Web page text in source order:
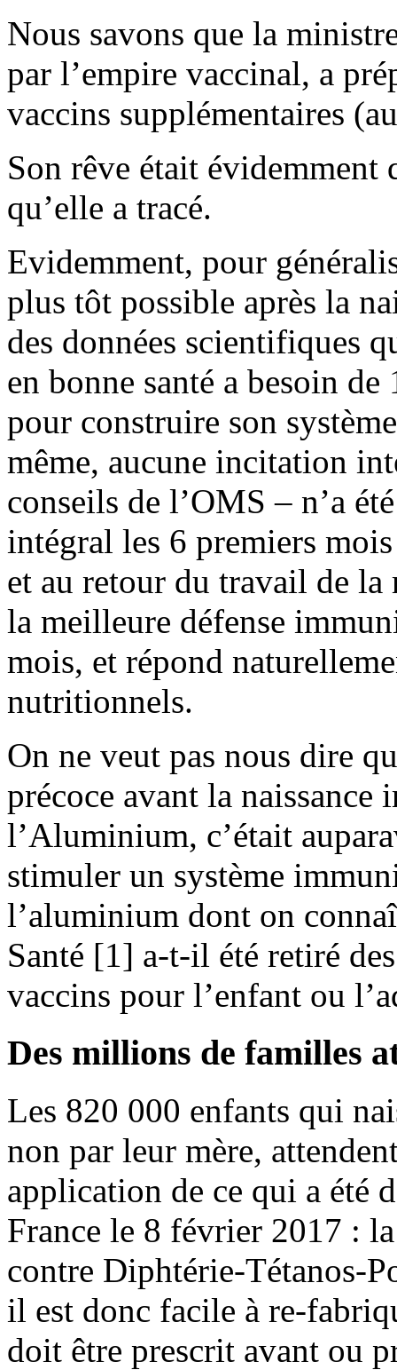
Nous savons que la
par l’empire vaccinal, a
vaccins supplémentaires
Son rêve était
qu’elle a tracé.
Evidemment, pour
plus tôt possible après la
des données scientifiques
en bonne santé a besoin
pour construire son
même, aucune incitation
conseils de l’OMS – n’a
intégral les 6 premiers
et au retour du travail de
la meilleure défense
mois, et répond
nutritionnels.
On ne veut pas nous dire
précoce avant la naissance
l’Aluminium, c’était
stimuler un système
l’aluminium dont on
Santé [1] a-t-il été retiré
vaccins pour l’enfant ou
Des millions de familles
Les 820 000 enfants qui
non par leur mère,
application de ce qui a été
France le 8 février 2017 :
contre Diphtérie-Tétanos-
il est donc facile à re-
doit être prescrit avant ou